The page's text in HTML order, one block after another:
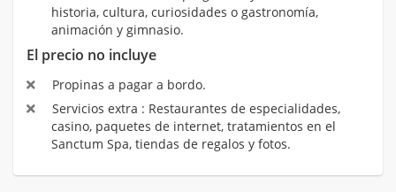
historia, cultura, curiosidades o gastronomía,
animación y gimnasio.
El precio no incluye
Propinas a pagar a bordo.
Servicios extra : Restaurantes de especialidades,
casino, paquetes de internet, tratamientos en el
Sanctum Spa, tiendas de regalos y fotos.